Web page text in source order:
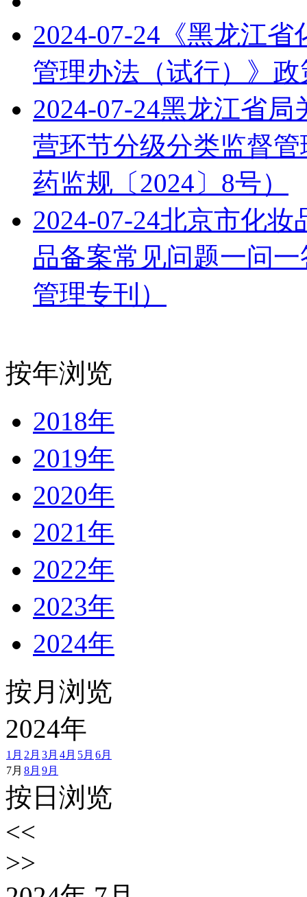
2024-07-24 《黑龙江
管理办法（试行）》
2024-07-24黑龙江省局
营环节分级分类监督
药监规〔2024〕8号）
2024-07-24北京市化妆
品备案常见问题一问
管理专刊）
按年浏览
2018年
2019年
2020年
2021年
2022年
2023年
2024年
按月浏览
2024年
1月 2月 3月 4月 5月 6月
7月 8月 9月
按日浏览
<<
>>